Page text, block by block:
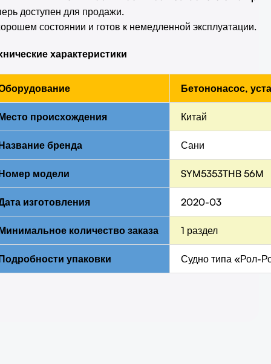
доступен для продажи.
состоянии и готов к немедленной эксплуатации.
характеристики
Бетононасос,
происхождения Китай
бренда Сани
модели SYM5353THB 56M
изготовления 2020-03
количество заказа 1 раздел
упаковки Судно типа «Рол-